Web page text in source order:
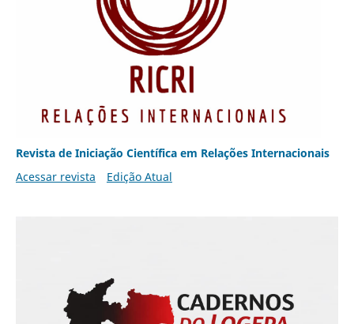
Revista de Iniciação Científica em Relações Internacionais
Acessar revista
Edição Atual